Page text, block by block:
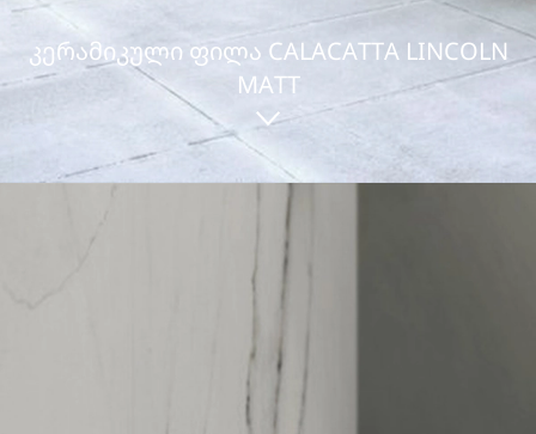
ᲙᲔᲠᲐᲛᲘᲙᲣᲚᲘ ᲤᲘᲚᲐ CALACATTA LINCOLN
MATT